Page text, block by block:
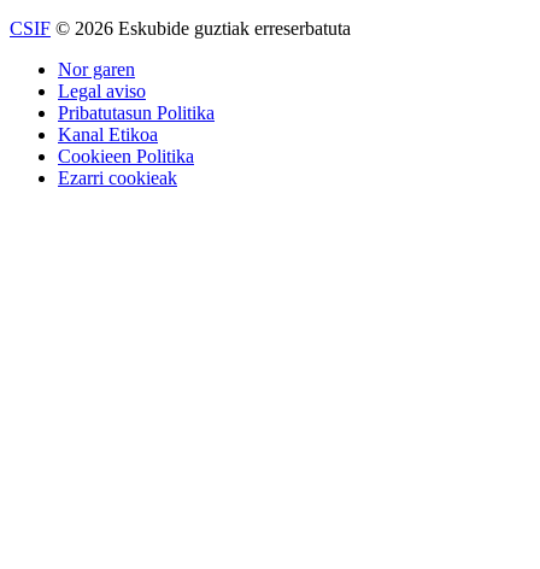
CSIF © 2026 Eskubide guztiak erreserbatuta
Nor garen
Legal aviso
Pribatutasun Politika
Kanal Etikoa
Cookieen Politika
Ezarri cookieak